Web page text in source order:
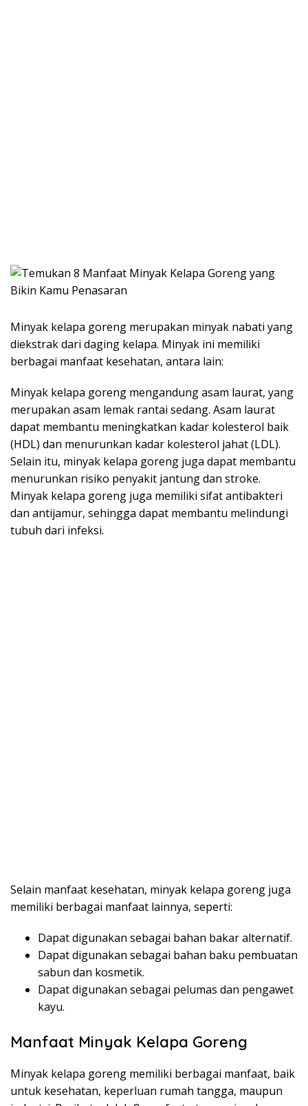
Minyak kelapa goreng merupakan minyak nabati yang
diekstrak dari daging kelapa. Minyak ini memiliki
berbagai manfaat kesehatan, antara lain:
Minyak kelapa goreng mengandung asam laurat, yang
merupakan asam lemak rantai sedang. Asam laurat
dapat membantu meningkatkan kadar kolesterol baik
(HDL) dan menurunkan kadar kolesterol jahat (LDL).
Selain itu, minyak kelapa goreng juga dapat membantu
menurunkan risiko penyakit jantung dan stroke.
Minyak kelapa goreng juga memiliki sifat antibakteri
dan antijamur, sehingga dapat membantu melindungi
tubuh dari infeksi.
Selain manfaat kesehatan, minyak kelapa goreng juga
memiliki berbagai manfaat lainnya, seperti:
Dapat digunakan sebagai bahan bakar alternatif.
Dapat digunakan sebagai bahan baku pembuatan
sabun dan kosmetik.
Dapat digunakan sebagai pelumas dan pengawet
kayu.
Manfaat Minyak Kelapa Goreng
Minyak kelapa goreng memiliki berbagai manfaat, baik
untuk kesehatan, keperluan rumah tangga, maupun